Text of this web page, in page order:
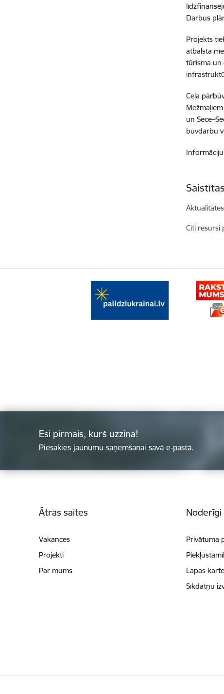
Darbus
Projekts
atbalsta
tūrisma un
Ceļa
un
būvdarbu
Citi resursi
Esi pirmais, kurš uzzina!
Piesakies jaunumu saņemšanai savā e-pastā.
Ātrās saites
Vakances
Projekti
Par mums
Noderīgi
Privātuma
Lapas karte
Sīkdatņu